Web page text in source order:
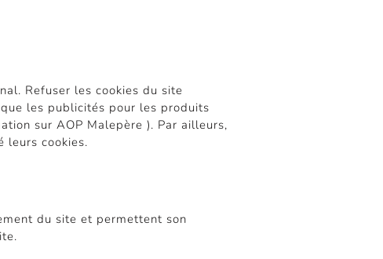
Refuser les cookies du site
les publicités pour les produits
sur AOP Malepère ). Par ailleurs,
leurs cookies.
du site et permettent son